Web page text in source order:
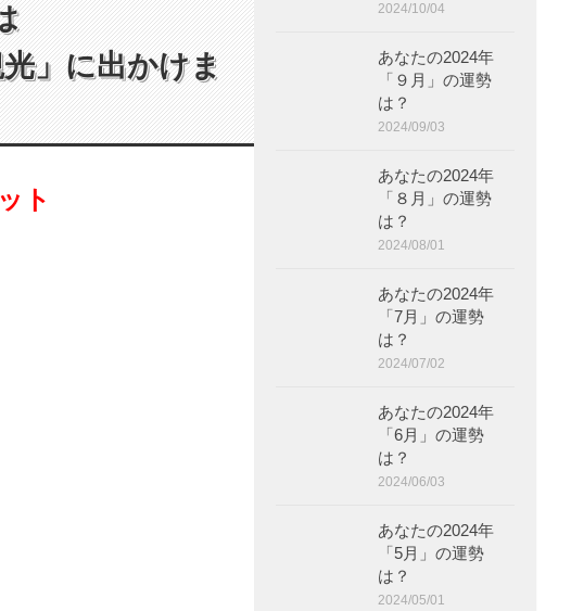
」に出かけま
ト
2024/10/04
あなたの2024年
「９月」の運勢
は？
2024/09/03
あなたの2024年
「８月」の運勢
は？
2024/08/01
あなたの2024年
「7月」の運勢
は？
2024/07/02
あなたの2024年
「6月」の運勢
は？
2024/06/03
あなたの2024年
「5月」の運勢
は？
2024/05/01